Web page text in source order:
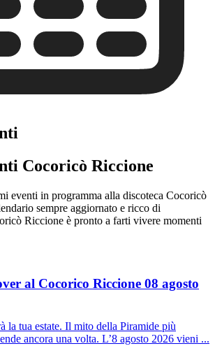
Cocoricò Riccione
eventi in programma alla discoteca Cocoricò
sempre aggiornato e ricco di
Riccione è pronto a farti vivere momenti
al Cocorico Riccione 08 agosto
la tua estate. Il mito della Piramide più
ancora una volta. L’8 agosto 2026 vieni ...